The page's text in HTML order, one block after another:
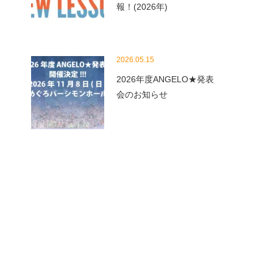
報！(2026年)
2026.05.15
2026年度ANGELO★発表
会のお知らせ